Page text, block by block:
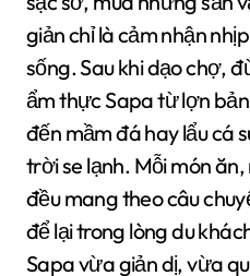
giản chỉ là cảm nhận
sống. Sau khi dạo chợ,
ẩm thực Sapa từ lợn
đến mầm đá hay lẩu cá
trời se lạnh. Mỗi món
đều mang theo câu
để lại trong lòng du
Sapa vừa giản dị, vừa